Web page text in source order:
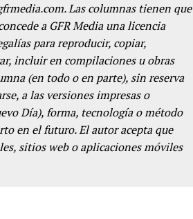
Las columnas tienen que
a GFR Media una licencia
para reproducir, copiar,
incluir en compilaciones u obras
(en todo o en parte), sin reserva
a las versiones impresas o
Día), forma, tecnología o método
en el futuro. El autor acepta que
sitios web o aplicaciones móviles